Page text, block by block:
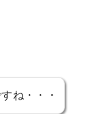
ね・・・